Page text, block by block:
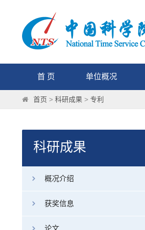
首 页 单位概况
首页 > 科研成果 > 专利
科研成果
概况介绍
获奖信息
论文